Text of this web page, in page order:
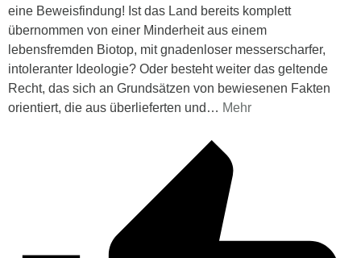
eine Beweisfindung! Ist das Land bereits komplett
übernommen von einer Minderheit aus einem
lebensfremden Biotop, mit gnadenloser messerscharfer,
intoleranter Ideologie? Oder besteht weiter das geltende
Recht, das sich an Grundsätzen von bewiesenen Fakten
orientiert, die aus überlieferten und … Mehr